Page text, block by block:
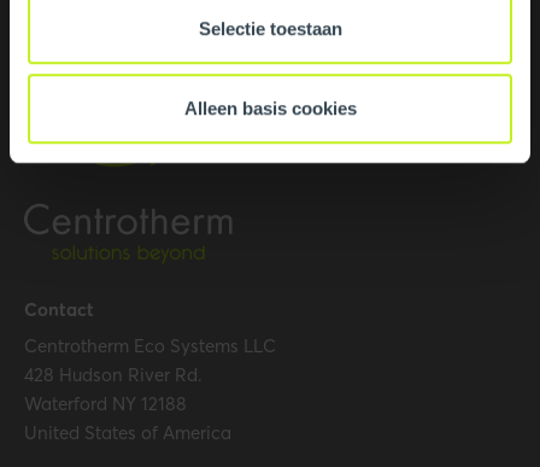
Selectie toestaan
Alleen basis cookies
Contact
Centrotherm Eco Systems LLC
428 Hudson River Rd.
Waterford NY 12188
United States of America